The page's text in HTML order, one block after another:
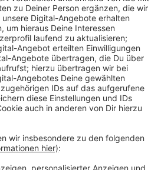
Die Wirtschaftsförderung will
Vertretern der Branche das
Auch bei den
und der Vereinbarkeit von
angesetzt werden.